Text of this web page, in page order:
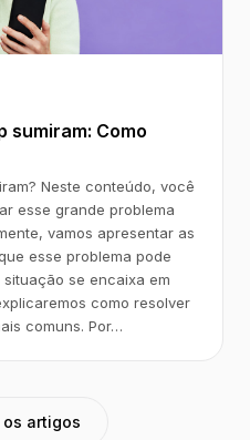
sumiram: Como
Neste conteúdo, você
esse grande problema
vamos apresentar as
esse problema pode
se encaixa em
como resolver
comuns. Por…
artigos